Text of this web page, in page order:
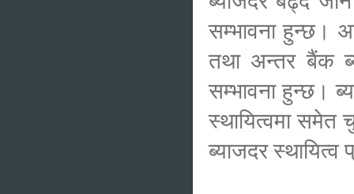
सम्भावना हुन्छ।
तथा अन्तर बैंक
सम्भावना हुन्छ।
स्थायित्वमा समेत
ब्याजदर